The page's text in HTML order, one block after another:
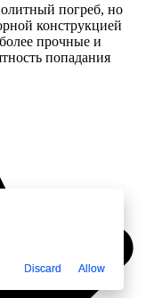
погреб, но
конструкцией
прочные и
попадания
Discard Allow